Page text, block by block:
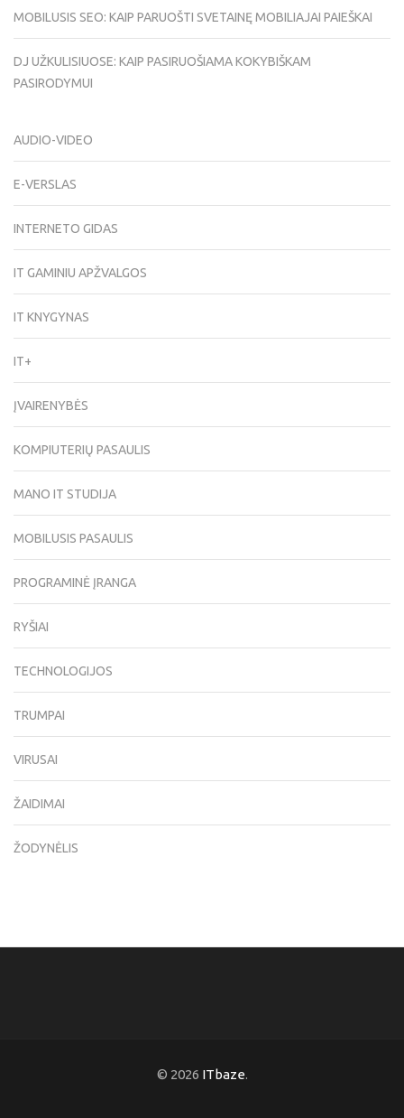
MOBILUSIS SEO: KAIP PARUOŠTI SVETAINĘ MOBILIAJAI PAIEŠKAI
DJ UŽKULISIUOSE: KAIP PASIRUOŠIAMA KOKYBIŠKAM
PASIRODYMUI
AUDIO-VIDEO
E-VERSLAS
INTERNETO GIDAS
IT GAMINIU APŽVALGOS
IT KNYGYNAS
IT+
ĮVAIRENYBĖS
KOMPIUTERIŲ PASAULIS
MANO IT STUDIJA
MOBILUSIS PASAULIS
PROGRAMINĖ ĮRANGA
RYŠIAI
TECHNOLOGIJOS
TRUMPAI
VIRUSAI
ŽAIDIMAI
ŽODYNĖLIS
© 2026 ITbaze.